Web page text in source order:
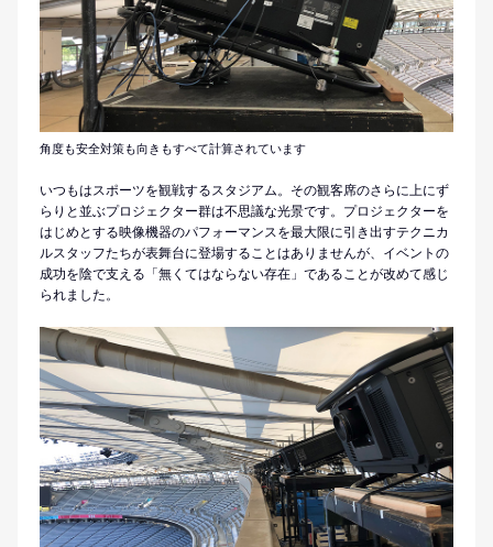
角度も安全対策も向きもすべて計算されています
いつもはスポーツを観戦するスタジアム。その観客席のさらに上にず
らりと並ぶプロジェクター群は不思議な光景です。プロジェクターを
はじめとする映像機器のパフォーマンスを最大限に引き出すテクニカ
ルスタッフたちが表舞台に登場することはありませんが、イベントの
成功を陰で支える「無くてはならない存在」であることが改めて感じ
られました。